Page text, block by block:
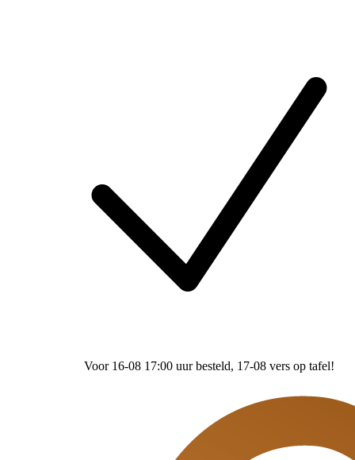
Voor 16-08 17:00 uur besteld, 17-08 vers op tafel!